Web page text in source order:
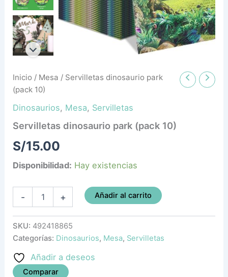
Inicio / Mesa / Servilletas dinosaurio park
(pack 10)
Dinosaurios, Mesa, Servilletas
Servilletas dinosaurio park (pack 10)
S/15.00
Disponibilidad: Hay existencias
- + Añadir al carrito
SKU: 492418865
Categorías: Dinosaurios, Mesa, Servilletas
Añadir a deseos
Comparar